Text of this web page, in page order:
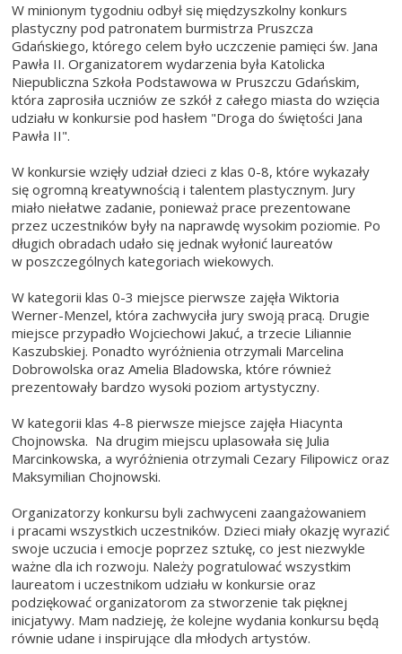
W minionym tygodniu odbył się międzyszkolny konkurs
plastyczny pod patronatem burmistrza Pruszcza
Gdańskiego, którego celem było uczczenie pamięci św. Jana
Pawła II. Organizatorem wydarzenia była Katolicka
Niepubliczna Szkoła Podstawowa w Pruszczu Gdańskim,
która zaprosiła uczniów ze szkół z całego miasta do wzięcia
udziału w konkursie pod hasłem "Droga do świętości Jana
Pawła II".
W konkursie wzięły udział dzieci z klas 0-8, które wykazały
się ogromną kreatywnością i talentem plastycznym. Jury
miało niełatwe zadanie, ponieważ prace prezentowane
przez uczestników były na naprawdę wysokim poziomie. Po
długich obradach udało się jednak wyłonić laureatów
w poszczególnych kategoriach wiekowych.
W kategorii klas 0-3 miejsce pierwsze zajęła Wiktoria
Werner-Menzel, która zachwyciła jury swoją pracą. Drugie
miejsce przypadło Wojciechowi Jakuć, a trzecie Liliannie
Kaszubskiej. Ponadto wyróżnienia otrzymali Marcelina
Dobrowolska oraz Amelia Bladowska, które również
prezentowały bardzo wysoki poziom artystyczny.
W kategorii klas 4-8 pierwsze miejsce zajęła Hiacynta
Chojnowska. Na drugim miejscu uplasowała się Julia
Marcinkowska, a wyróżnienia otrzymali Cezary Filipowicz oraz
Maksymilian Chojnowski.
Organizatorzy konkursu byli zachwyceni zaangażowaniem
i pracami wszystkich uczestników. Dzieci miały okazję wyrazić
swoje uczucia i emocje poprzez sztukę, co jest niezwykle
ważne dla ich rozwoju. Należy pogratulować wszystkim
laureatom i uczestnikom udziału w konkursie oraz
podziękować organizatorom za stworzenie tak pięknej
inicjatywy. Mam nadzieję, że kolejne wydania konkursu będą
równie udane i inspirujące dla młodych artystów.